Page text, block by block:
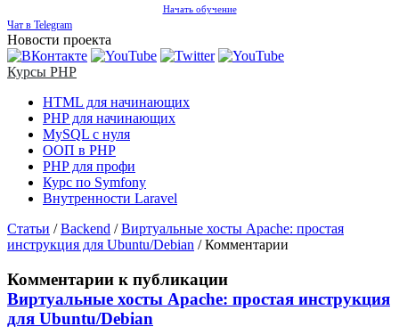
Начать обучение
Чат в Telegram
Новости проекта
Курсы PHP
HTML для начинающих
PHP для начинающих
MySQL с нуля
ООП в PHP
PHP для профи
Курс по Symfony
Внутренности Laravel
Статьи / Backend / Виртуальные хосты Apache: простая
инструкция для Ubuntu/Debian /Комментарии
Комментарии к публикации
Виртуальные хосты Apache: простая инструкция
для Ubuntu/Debian